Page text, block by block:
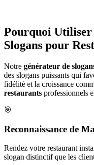
Pourquoi Utiliser
Slogans pour
Notre générateur de
des slogans puissants qui
fidélité et la croissance
restaurants professionnels
🎯
Reconnaissance de
Rendez votre restaurant
slogan distinctif que les